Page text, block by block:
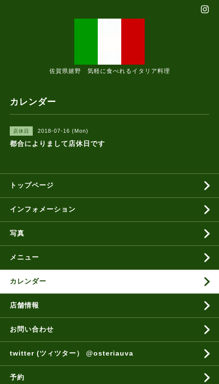
佐賀県嬉野 気軽に食べれるイタリア料理
カレンダー
店休日 2018-07-16 (Mon)
都合によりまして店休日です
トップページ
インフォメーション
写真
メニュー
カレンダー
店舗情報
お問い合わせ
twitter (ツィツター） @osteriauva
予約